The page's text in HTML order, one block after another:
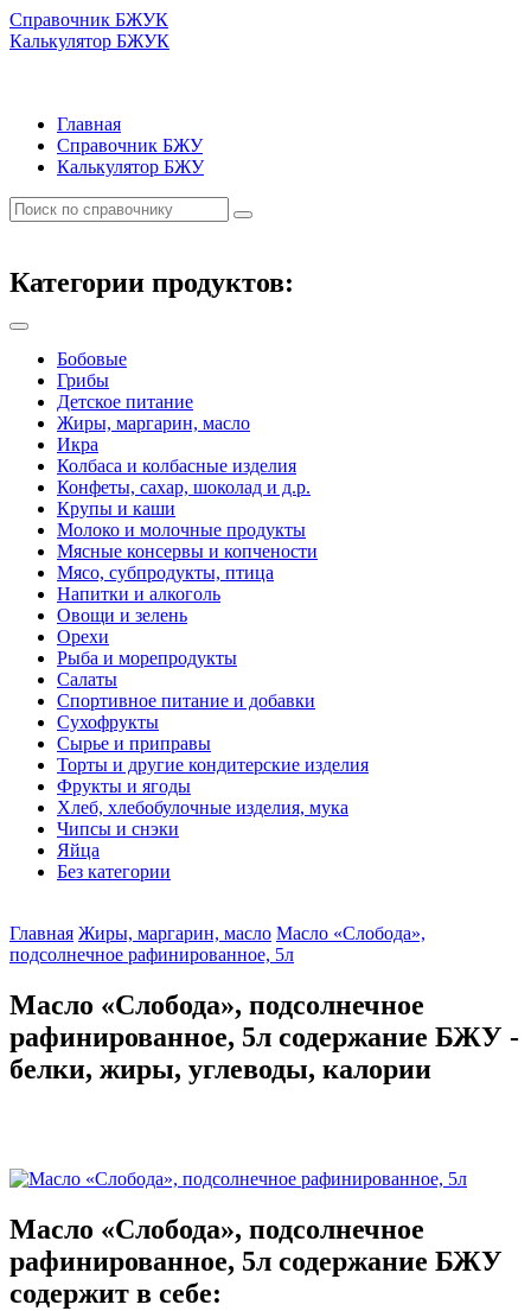
Справочник БЖУК
Калькулятор БЖУК
Главная
Справочник БЖУ
Калькулятор БЖУ
Категории продуктов:
Бобовые
Грибы
Детское питание
Жиры, маргарин, масло
Икра
Колбаса и колбасные изделия
Конфеты, сахар, шоколад и д.р.
Крупы и каши
Молоко и молочные продукты
Мясные консервы и копчености
Мясо, субпродукты, птица
Напитки и алкоголь
Овощи и зелень
Орехи
Рыба и морепродукты
Салаты
Спортивное питание и добавки
Сухофрукты
Сырье и приправы
Торты и другие кондитерские изделия
Фрукты и ягоды
Хлеб, хлебобулочные изделия, мука
Чипсы и снэки
Яйца
Без категории
Главная Жиры, маргарин, масло Масло «Слобода»,
подсолнечное рафинированное, 5л
Масло «Слобода», подсолнечное
рафинированное, 5л содержание БЖУ -
белки, жиры, углеводы, калории
Масло «Слобода», подсолнечное
рафинированное, 5л содержание БЖУ
содержит в себе: